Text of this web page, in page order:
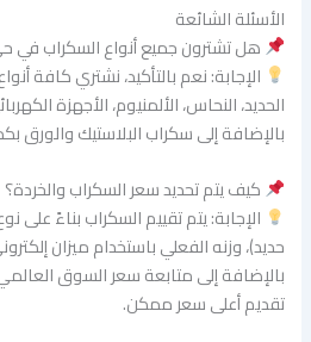
الأسئلة الشائعة
هل تشترون جميع أنواع السكراب في
الإجابة: نعم بالتأكيد، نشتري كافة
الحديد، النحاس، الألمنيوم، الأجهزة
بالإضافة إلى سكراب البلاستيك والورق
كيف يتم تحديد سعر السكراب والخردة؟
الإجابة: يتم تقييم السكراب بناءً على
حديد)، وزنه الفعلي باستخدام ميزان
بالإضافة إلى متابعة سعر السوق
تقديم أعلى سعر ممكن.